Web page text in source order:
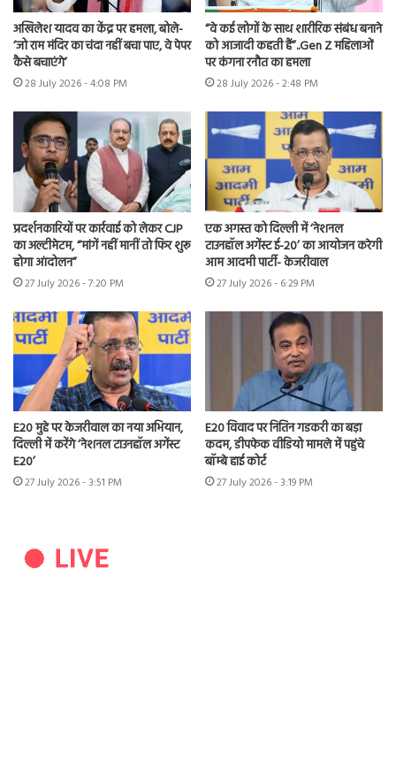
अखिलेश यादव का केंद्र पर हमला, बोले-
‘जो राम मंदिर का चंदा नहीं बचा पाए, वे पेपर
कैसे बचाएंगे’
28 July 2026 - 4:08 PM
“वे कई लोगों के साथ शारीरिक संबंध बनाने
को आजादी कहती हैं”..Gen Z महिलाओं
पर कंगना रनौत का हमला
28 July 2026 - 2:48 PM
प्रदर्शनकारियों पर कार्रवाई को लेकर CJP
का अल्टीमेटम, “मांगें नहीं मानीं तो फिर शुरू
होगा आंदोलन”
27 July 2026 - 7:20 PM
एक अगस्त को दिल्ली में ‘नेशनल
टाउनहॉल अगेंस्ट ई-20’ का आयोजन करेगी
आम आदमी पार्टी- केजरीवाल
27 July 2026 - 6:29 PM
E20 मुद्दे पर केजरीवाल का नया अभियान,
दिल्ली में करेंगे ‘नेशनल टाउनहॉल अगेंस्ट
E20’
27 July 2026 - 3:51 PM
E20 विवाद पर नितिन गडकरी का बड़ा
कदम, डीपफेक वीडियो मामले में पहुंचे
बॉम्बे हाई कोर्ट
27 July 2026 - 3:19 PM